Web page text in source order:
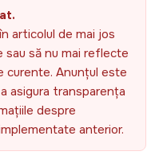
articolul de mai jos
sau să nu mai reflecte
curente. Anunțul este
asigura transparența
despre
anterior.